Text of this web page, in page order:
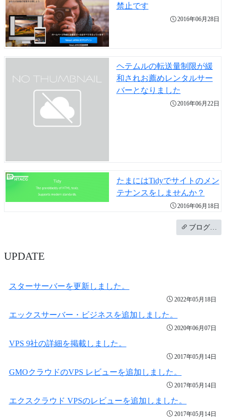
禁止です
2016年06月28日
ヘテムルの転送量制限が緩
和されお薦めレンタルサー
バーとなりました
2016年06月22日
たまにはTidyでサイトのメン
テナンスをしませんか？
2016年06月18日
ブログ…
UPDATE
スターサーバーを更新しました。
2022年05月18日
エックスサーバー・ビジネスを追加しました。
2020年06月07日
VPS 9社の詳細を掲載しました。
2017年05月14日
GMOクラウドのVPS レビューを追加しました。
2017年05月14日
エクスクラウド VPSのレビューを追加しました。
2017年05月14日